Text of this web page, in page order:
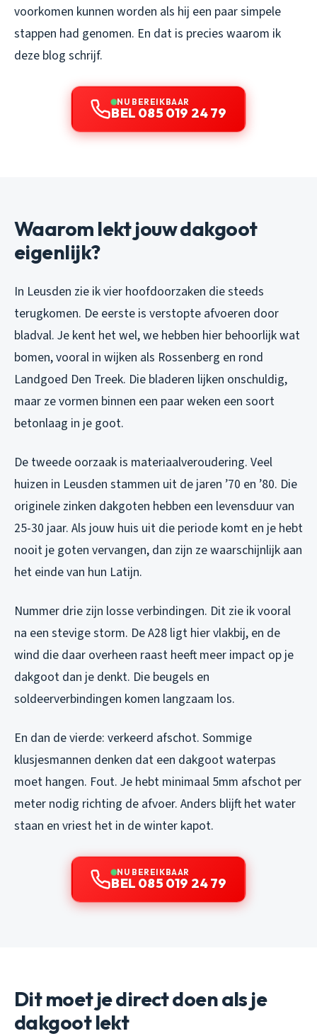
voorkomen kunnen worden als hij een paar simpele
stappen had genomen. En dat is precies waarom ik
deze blog schrijf.
NU BEREIKBAAR
BEL 085 019 24 79
Waarom lekt jouw dakgoot
eigenlijk?
In Leusden zie ik vier hoofdoorzaken die steeds
terugkomen. De eerste is verstopte afvoeren door
bladval. Je kent het wel, we hebben hier behoorlijk wat
bomen, vooral in wijken als Rossenberg en rond
Landgoed Den Treek. Die bladeren lijken onschuldig,
maar ze vormen binnen een paar weken een soort
betonlaag in je goot.
De tweede oorzaak is materiaalveroudering. Veel
huizen in Leusden stammen uit de jaren ’70 en ’80. Die
originele zinken dakgoten hebben een levensduur van
25-30 jaar. Als jouw huis uit die periode komt en je hebt
nooit je goten vervangen, dan zijn ze waarschijnlijk aan
het einde van hun Latijn.
Nummer drie zijn losse verbindingen. Dit zie ik vooral
na een stevige storm. De A28 ligt hier vlakbij, en de
wind die daar overheen raast heeft meer impact op je
dakgoot dan je denkt. Die beugels en
soldeerverbindingen komen langzaam los.
En dan de vierde: verkeerd afschot. Sommige
klusjesmannen denken dat een dakgoot waterpas
moet hangen. Fout. Je hebt minimaal 5mm afschot per
meter nodig richting de afvoer. Anders blijft het water
staan en vriest het in de winter kapot.
NU BEREIKBAAR
BEL 085 019 24 79
Dit moet je direct doen als je
dakgoot lekt